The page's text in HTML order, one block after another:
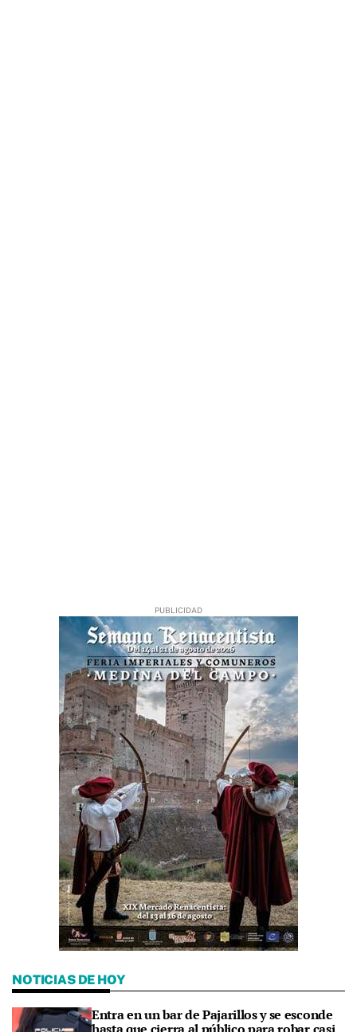
NOTICIAS DE HOY
Entra en un bar de Pajarillos y se esconde